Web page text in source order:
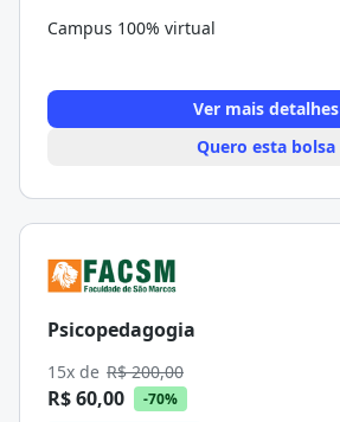
Campus 100% virtual
Ver mais detalhes
Quero esta bolsa
Psicopedagogia
15x de R$ 200,00
R$ 60,00 -70%